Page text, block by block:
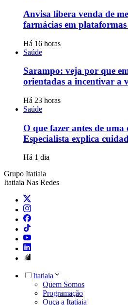
Anvisa libera venda de
farmácias em
Há 16 horas
Saúde
Sarampo: veja por que
orientadas a incentivar a
Há 23 horas
Saúde
O que fazer antes de
Especialista explica
Há 1 dia
Grupo Itatiaia
Itatiaia Nas Redes
Itatiaia
Quem Somos
Programação
Ouça a Itatiaia